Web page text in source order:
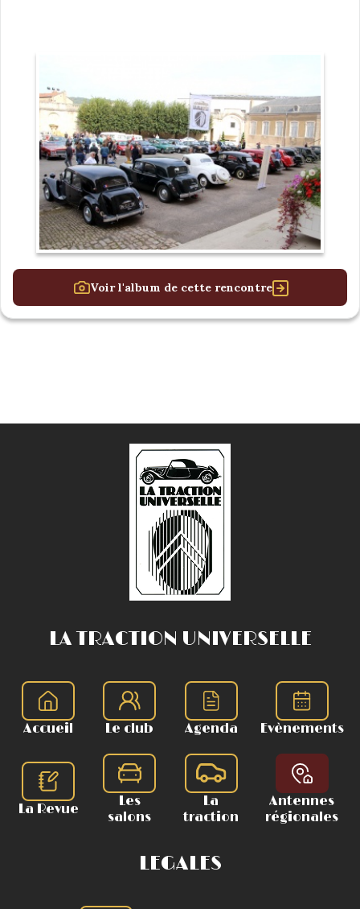
Voir l'album de cette rencontre
LA TRACTION UNIVERSELLE
Accueil Le club Agenda Evènements
La Revue
Les
salons
La
traction
Antennes
régionales
LEGALES